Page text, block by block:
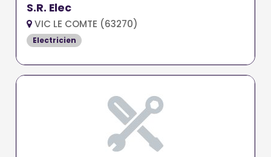
S.R. Elec
VIC LE COMTE (63270)
Electricien